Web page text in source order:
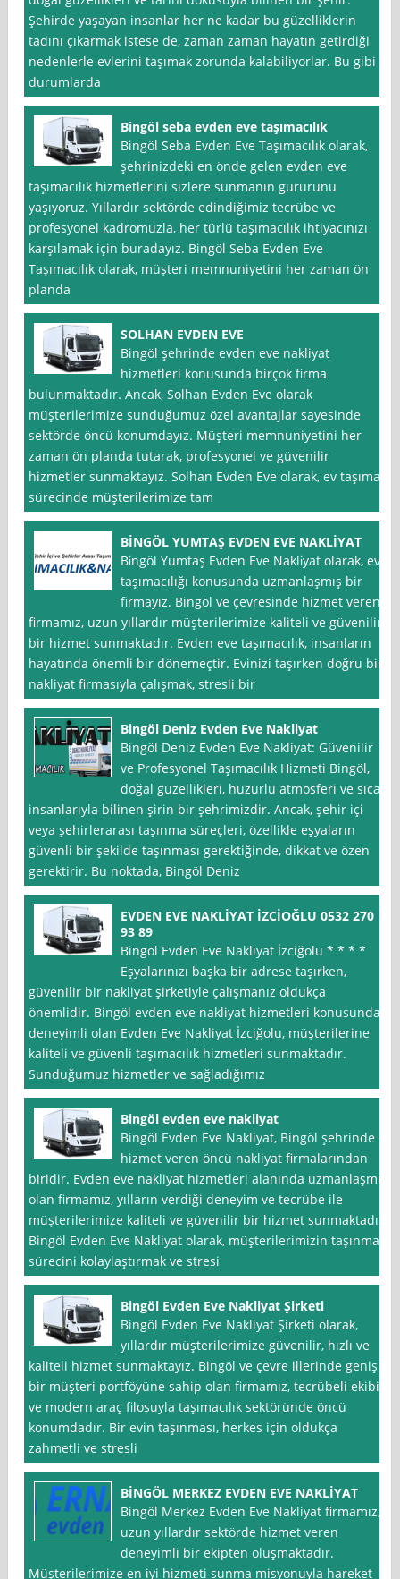
Şehirde yaşayan insanlar her ne kadar bu güzelliklerin
tadını çıkarmak istese de, zaman zaman hayatın getirdiği
nedenlerle evlerini taşımak zorunda kalabiliyorlar. Bu gibi
durumlarda
Bingöl seba evden eve taşımacılık
Bingöl Seba Evden Eve Taşımacılık olarak,
şehrinizdeki en önde gelen evden eve
taşımacılık hizmetlerini sizlere sunmanın gururunu
yaşıyoruz. Yıllardır sektörde edindiğimiz tecrübe ve
profesyonel kadromuzla, her türlü taşımacılık ihtiyacınızı
karşılamak için buradayız. Bingöl Seba Evden Eve
Taşımacılık olarak, müşteri memnuniyetini her zaman ön
planda
SOLHAN EVDEN EVE
Bingöl şehrinde evden eve nakliyat
hizmetleri konusunda birçok firma
bulunmaktadır. Ancak, Solhan Evden Eve olarak
müşterilerimize sunduğumuz özel avantajlar sayesinde
sektörde öncü konumdayız. Müşteri memnuniyetini her
zaman ön planda tutarak, profesyonel ve güvenilir
hizmetler sunmaktayız. Solhan Evden Eve olarak, ev taşıma
sürecinde müşterilerimize tam
BİNGÖL YUMTAŞ EVDEN EVE NAKLİYAT
Bi̇ngöl Yumtaş Evden Eve Nakli̇yat olarak, ev
taşımacılığı konusunda uzmanlaşmış bir
firmayız. Bingöl ve çevresinde hizmet veren
firmamız, uzun yıllardır müşterilerimize kaliteli ve güvenilir
bir hizmet sunmaktadır. Evden eve taşımacılık, insanların
hayatında önemli bir dönemeçtir. Evinizi taşırken doğru bir
nakliyat firmasıyla çalışmak, stresli bir
Bingöl Deniz Evden Eve Nakliyat
Bingöl Deniz Evden Eve Nakliyat: Güvenilir
ve Profesyonel Taşımacılık Hizmeti Bingöl,
doğal güzellikleri, huzurlu atmosferi ve sıcak
insanlarıyla bilinen şirin bir şehrimizdir. Ancak, şehir içi
veya şehirlerarası taşınma süreçleri, özellikle eşyaların
güvenli bir şekilde taşınması gerektiğinde, dikkat ve özen
gerektirir. Bu noktada, Bingöl Deniz
EVDEN EVE NAKLİYAT İZCİOĞLU 0532 270
93 89
Bingöl Evden Eve Nakliyat İzciğolu * * * *
Eşyalarınızı başka bir adrese taşırken,
güvenilir bir nakliyat şirketiyle çalışmanız oldukça
önemlidir. Bingöl evden eve nakliyat hizmetleri konusunda
deneyimli olan Evden Eve Nakliyat İzciğolu, müşterilerine
kaliteli ve güvenli taşımacılık hizmetleri sunmaktadır.
Sunduğumuz hizmetler ve sağladığımız
Bingöl evden eve nakliyat
Bingöl Evden Eve Nakliyat, Bingöl şehrinde
hizmet veren öncü nakliyat firmalarından
biridir. Evden eve nakliyat hizmetleri alanında uzmanlaşmış
olan firmamız, yılların verdiği deneyim ve tecrübe ile
müşterilerimize kaliteli ve güvenilir bir hizmet sunmaktadır.
Bingöl Evden Eve Nakliyat olarak, müşterilerimizin taşınma
sürecini kolaylaştırmak ve stresi
Bingöl Evden Eve Nakliyat Şirketi
Bingöl Evden Eve Nakliyat Şirketi olarak,
yıllardır müşterilerimize güvenilir, hızlı ve
kaliteli hizmet sunmaktayız. Bingöl ve çevre illerinde geniş
bir müşteri portföyüne sahip olan firmamız, tecrübeli ekibi
ve modern araç filosuyla taşımacılık sektöründe öncü
konumdadır. Bir evin taşınması, herkes için oldukça
zahmetli ve stresli
BİNGÖL MERKEZ EVDEN EVE NAKLİYAT
Bingöl Merkez Evden Eve Nakliyat firmamız,
uzun yıllardır sektörde hizmet veren
deneyimli bir ekipten oluşmaktadır.
Müşterilerimize en iyi hizmeti sunma misyonuyla hareket